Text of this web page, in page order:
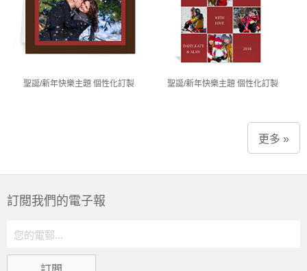
聖誕/新年快樂主題 個性化訂製 聖誕/新年快樂主題 個性化訂製
更多 »
訂閲我們的電子報